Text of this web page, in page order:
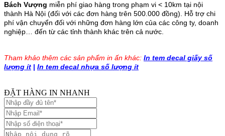
Bách Vượng miễn phí giao hàng trong phạm vi < 10km tại nội
thành Hà Nội (đối với các đơn hàng trên 500.000 đồng). Hỗ trợ chi
phí vận chuyển đối với những đơn hàng lớn của các công ty, doanh
nghiệp… đến từ các tỉnh thành khác trên cả nước.
Tham khảo thêm các sản phẩm in ấn khác: In tem decal giấy số
lượng ít | In tem decal nhựa số lượng ít
ĐẶT HÀNG IN NHANH